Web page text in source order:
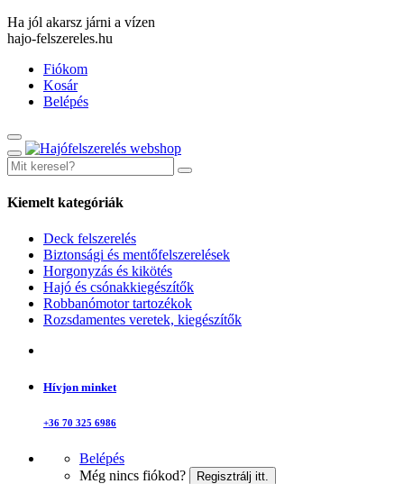
Ha jól akarsz járni a vízen
hajo-felszereles.hu
Fiókom
Kosár
Belépés
Kiemelt kategóriák
Deck felszerelés
Biztonsági és mentőfelszerelések
Horgonyzás és kikötés
Hajó és csónakkiegészítők
Robbanómotor tartozékok
Rozsdamentes veretek, kiegészítők
Hívjon minket
+36 70 325 6986
Belépés
Még nincs fiókod?
Regisztrálj itt.